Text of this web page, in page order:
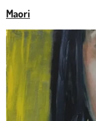
Maori